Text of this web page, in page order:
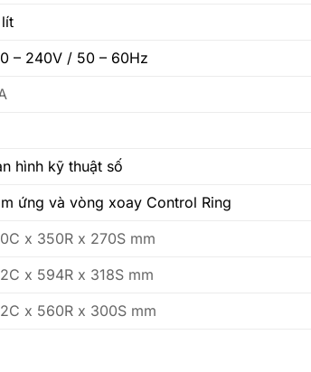
– 240V / 50 – 60Hz
hình kỹ thuật số
ứng và vòng xoay Control Ring
x 350R x 270S mm
x 594R x 318S mm
x 560R x 300S mm